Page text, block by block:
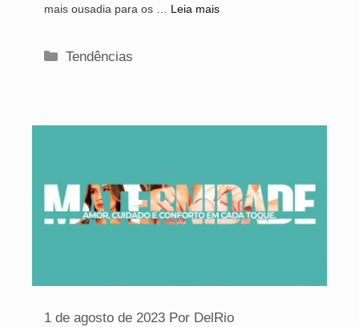
mais ousadia para os … Leia mais
Categorias
Tendências
1 de agosto de 2023 Por DelRio